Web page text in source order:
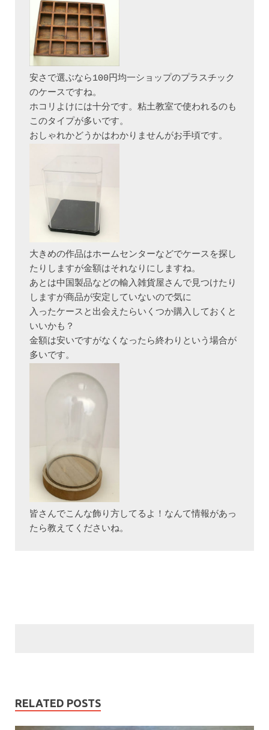
安さで選ぶなら100円均一ショップのプラスチック
のケースですね。
ホコリよけには十分です。粘土教室で使われるのも
このタイプが多いです。
大きめの作品はホームセンターなどでケースを探し
たりしますが金額はそれなりにしますね。
あとは中国製品などの輸入雑貨屋さんで見つけたり
しますが商品が安定していないので気に
入ったケースと出会えたらいくつか購入しておくと
いいかも？
金額は安いですがなくなったら終わりという場合が
皆さんでこんな飾り方してるよ！なんて情報があっ
たら教えてくださいね。
RELATED POSTS